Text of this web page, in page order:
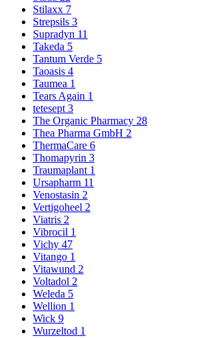
Stilaxx 7
Strepsils 3
Supradyn 11
Takeda 5
Tantum Verde 5
Taoasis 4
Taumea 1
Tears Again 1
tetesept 3
The Organic Pharmacy 28
Thea Pharma GmbH 2
ThermaCare 6
Thomapyrin 3
Traumaplant 1
Ursapharm 11
Venostasin 2
Vertigoheel 2
Viatris 2
Vibrocil 1
Vichy 47
Vitango 1
Vitawund 2
Voltadol 2
Weleda 5
Wellion 1
Wick 9
Wurzeltod 1